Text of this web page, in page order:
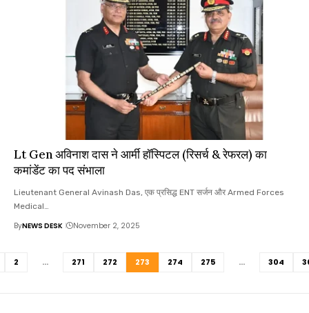
Lt Gen अविनाश दास ने आर्मी हॉस्पिटल (रिसर्च & रेफरल) का
कमांडेंट का पद संभाला
Lieutenant General Avinash Das, एक प्रसिद्ध ENT सर्जन और Armed Forces
Medical…
ByNEWS DESK November 2, 2025
2 … 271 272 273 274 275 … 304